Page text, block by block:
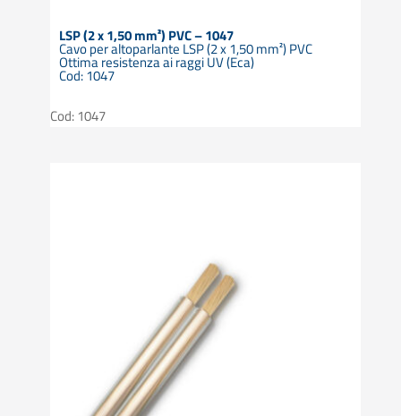
LSP (2 x 1,50 mm²) PVC – 1047
Cavo per altoparlante LSP (2 x 1,50 mm²) PVC
Ottima resistenza ai raggi UV (Eca)
Cod: 1047
Cod: 1047